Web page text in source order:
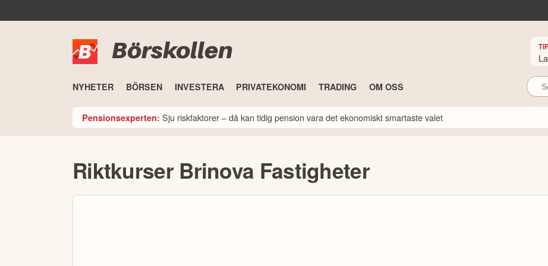
Börskollen
NYHETER BÖRSEN INVESTERA PRIVATEKONOMI TRADING OM OSS
Pensionsexperten: Sju riskfaktorer – då kan tidig pension vara det ekonomiskt smartaste valet
Riktkurser Brinova Fastigheter